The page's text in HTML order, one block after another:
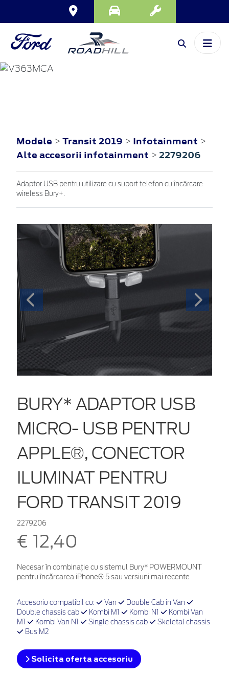
TRANSIT
Modele > Transit 2019 > Infotainment >
Alte accesorii infotainment > 2279206
Adaptor USB pentru utilizare cu suport telefon cu încărcare
wireless Bury+.
BURY* ADAPTOR USB
MICRO- USB PENTRU
APPLE®, CONECTOR
ILUMINAT PENTRU
FORD TRANSIT 2019
2279206
€ 12,40
Necesar în combinație cu sistemul Bury* POWERMOUNT
pentru încărcarea iPhone® 5 sau versiuni mai recente
Accesoriu compatibil cu: Van
Double Cab in Van
Double chassis cab
Kombi M1 Kombi N1
Kombi Van
M1
Kombi Van N1 Single chassis cab
Skeletal chassis
Bus M2
Solicita oferta accesoriu